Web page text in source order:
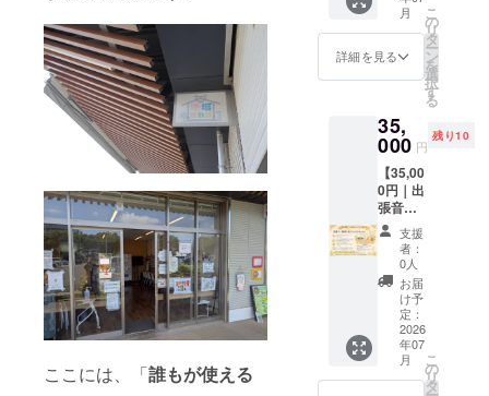
ここには、「誰もが使える
域活動
を活か
した実
しま
す。 ■
時 7月
16日
（木）
20:00〜
21:00
また、
ご希望
の方に
は活動
館のガ
ラス面
および
るオン
ライン
レク
ではじ
める趣
味起
業」 に
ご参加
いただ
けま
す。 ま
ちづく
りや地
域コ
ミュニ
ティに
関心の
ある方
に向け
込めた
お礼の
メッ
セージ
をお送
す。 さ
らに、
オンラ
インで
開催す
るライ
ブコン
サート
へご参
加いた
だけま
す。 ご
自宅か
ら気軽
に、音
楽を通
月
詳細を見る
こ
の
リ
タ
ー
ン
を
選
択
す
る
35,
000 円
残り10
【35,00
0円｜出
張音楽
ミニコ
ンサー
ト応援
コー
ス】 感
謝の気
持ちを
込めた
お礼の
メッ
支援
者：
0人
お届
け予
定：
2026
年07
月
こ
の
リ
タ